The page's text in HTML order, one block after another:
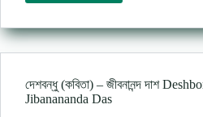
(কবিতা)
রবীন্দ্রনাথ
ঠাকুর
poem
lyrics
দেশবন্ধু (কবিতা) – জীবনানন্দ দাশ
Jibanananda Das